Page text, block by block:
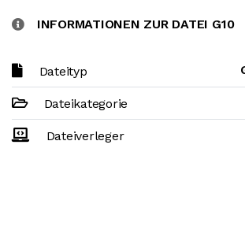
INFORMATIONEN ZUR DATEI G10
Dateityp
Dateikategorie
Dateiverleger